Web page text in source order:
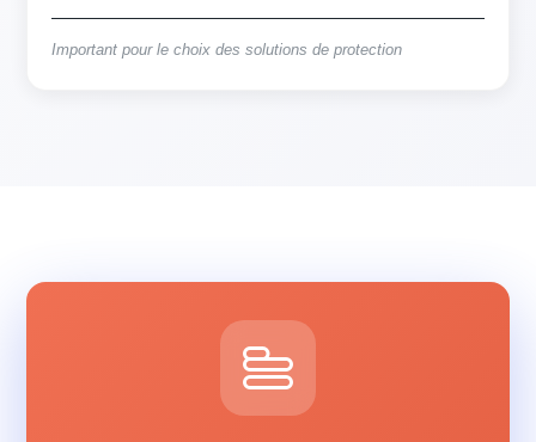
Important pour le choix des solutions de protection